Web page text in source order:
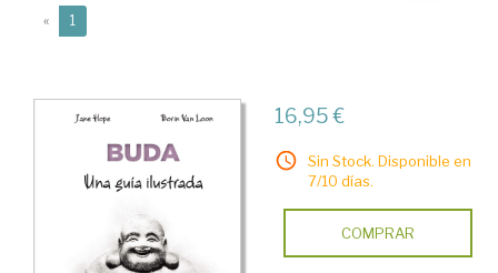
« 1
16,95 €
Sin Stock. Disponible en
7/10 días.
COMPRAR